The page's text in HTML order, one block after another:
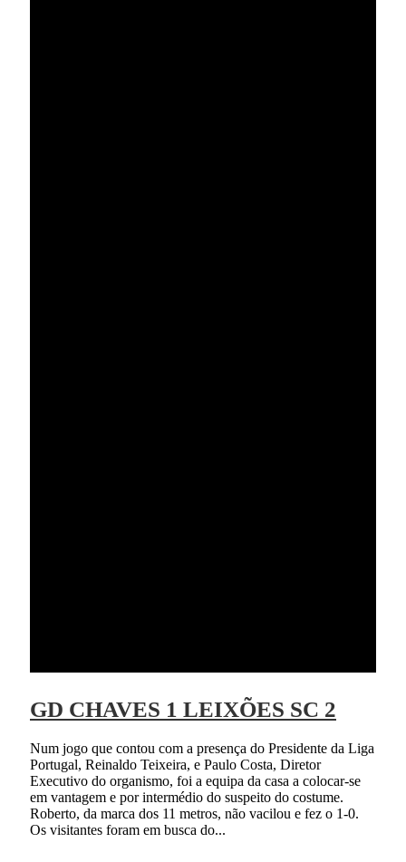
GD CHAVES 1 LEIXÕES SC 2
Num jogo que contou com a presença do Presidente da Liga
Portugal, Reinaldo Teixeira, e Paulo Costa, Diretor
Executivo do organismo, foi a equipa da casa a colocar-se
em vantagem e por intermédio do suspeito do costume.
Roberto, da marca dos 11 metros, não vacilou e fez o 1-0.
Os visitantes foram em busca do...